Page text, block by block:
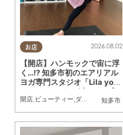
お店
知多市
2026.08.02
【開店】ハンモックで宙に浮
く…!? 知多市初のエアリアル
ヨガ専門スタジオ「Lila yog
a studio」が8/1(土)オープン
／ちたまる広告
開店 ビューティー ダイエット ,健康